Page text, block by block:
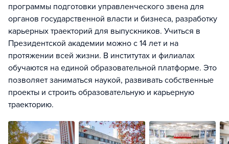
программы подготовки управленческого звена для
органов государственной власти и бизнеса, разработку
карьерных траекторий для выпускников. Учиться в
Президентской академии можно с 14 лет и на
протяжении всей жизни. В институтах и филиалах
обучаются на единой образовательной платформе. Это
позволяет заниматься наукой, развивать собственные
проекты и строить образовательную и карьерную
траекторию.